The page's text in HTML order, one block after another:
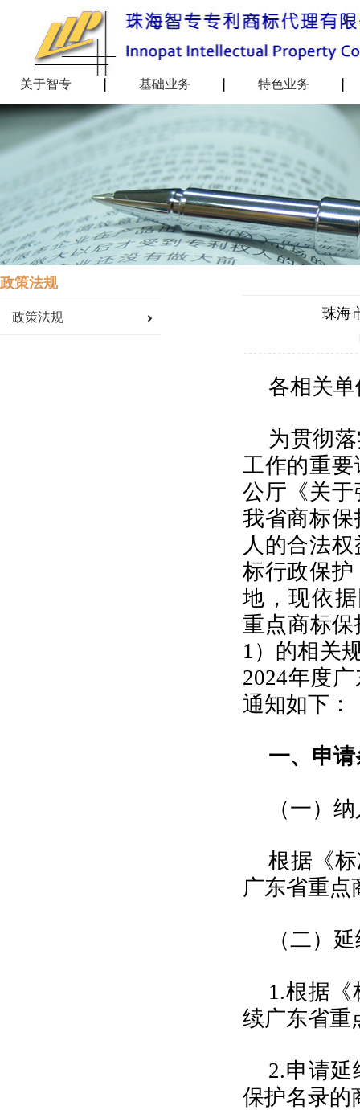
关于智专 基础业务 特色业务
政策法规
政策法规 珠海
各相关
为贯彻
工作的重
公厅《关
我省商标
人的合法
标行政保
地，现依
重点商标
1）的相关
2024年度
通知如下：
一、申
（一）
根据《
广东省重点
（二）
1.根据
续广东省重
2.申请延
保护名录的